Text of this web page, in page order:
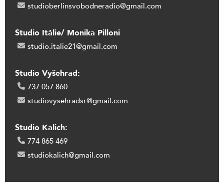
studioberlinsvobodneradio@gmail.com
Studio Itálie/ Monika Pilloni
studio.italie21@gmail.com
Studio Vyšehrad:
737 057 860
studiovysehradsr@gmail.com
Studio Kalich:
774 865 469
studiokalich@gmail.com